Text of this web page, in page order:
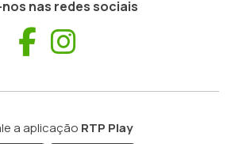
nas redes sociais
Facebook
a aplicação RTP Play